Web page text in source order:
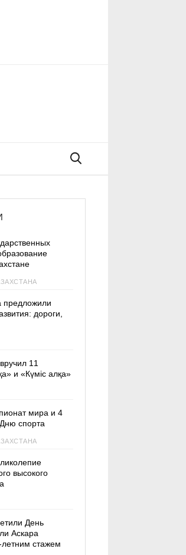
предложили
дороги,
11
и «Күміс алқа»
мира и 4
спорта
высокого
День
Аскара
стажем